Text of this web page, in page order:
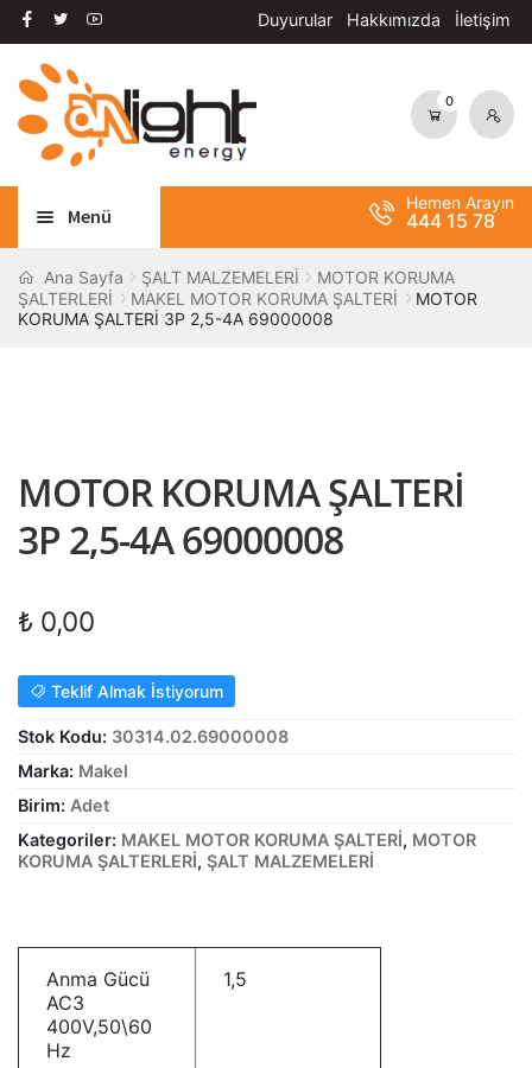
Duyurular Hakkımızda İletişim
Dolaşıma
geç
İçeriğe
geç
0
Menü
AYDINLATMA
OTOMASYON
BANT / YAPIŞTIRICILAR
ŞALT MALZEMELERİ
KABLO
SARF MALZEME
PANOLAR
Alt
ASPİRATÖRLER
Hemen Arayın
444 15 78
Ana Sayfa ŞALT MALZEMELERİ
MOTOR KORUMA
ŞALTERLERİ
MAKEL MOTOR KORUMA ŞALTERİ
MOTOR
KORUMA ŞALTERİ 3P 2,5-4A 69000008
MOTOR KORUMA ŞALTERİ
3P 2,5-4A 69000008
₺ 0,00
Teklif Almak İstiyorum
Stok Kodu: 30314.02.69000008
Marka: Makel
Birim: Adet
Kategoriler: MAKEL MOTOR KORUMA ŞALTERİ, MOTOR
KORUMA ŞALTERLERİ, ŞALT MALZEMELERİ
Anma Gücü
AC3
400V,50\60
Hz
1,5